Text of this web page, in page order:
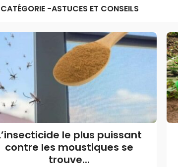
CATÉGORIE -ASTUCES ET CONSEILS
le plus puissant
contre les moustiques se
trouve...